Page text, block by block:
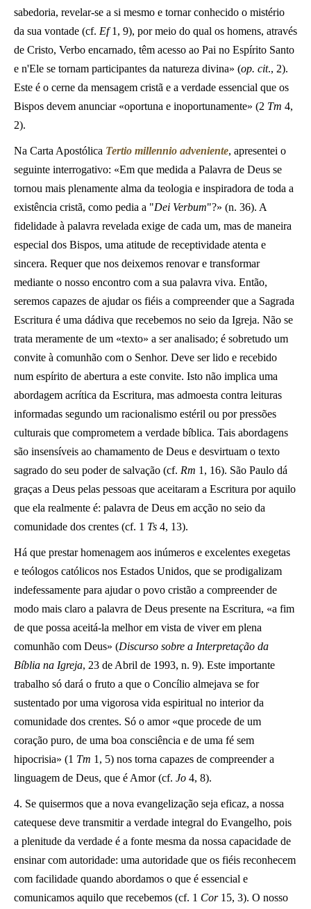
sabedoria, revelar-se a si mesmo e tornar conhecido o mistério
da sua vontade (cf. Ef1, 9), por meio do qual os homens, através
de Cristo, Verbo encarnado, têm acesso ao Pai no Espírito Santo
e n'Ele se tornam participantes da natureza divina» (op. cit., 2).
Este é o cerne da mensagem cristã e a verdade essencial que os
Bispos devem anunciar «oportuna e inoportunamente» (2 Tm 4,
2).
Na Carta Apostólica Tertio millennio adveniente, apresentei o
seguinte interrogativo: «Em que medida a Palavra de Deus se
tornou mais plenamente alma da teologia e inspiradora de toda a
existência cristã, como pedia a "Dei Verbum"?» (n. 36). A
fidelidade à palavra revelada exige de cada um, mas de maneira
especial dos Bispos, uma atitude de receptividade atenta e
sincera. Requer que nos deixemos renovar e transformar
mediante o nosso encontro com a sua palavra viva. Então,
seremos capazes de ajudar os fiéis a compreender que a Sagrada
Escritura é uma dádiva que recebemos no seio da Igreja. Não se
trata meramente de um «texto» a ser analisado; é sobretudo um
convite à comunhão com o Senhor. Deve ser lido e recebido
num espírito de abertura a este convite. Isto não implica uma
abordagem acrítica da Escritura, mas admoesta contra leituras
informadas segundo um racionalismo estéril ou por pressões
culturais que comprometem a verdade bíblica. Tais abordagens
são insensíveis ao chamamento de Deus e desvirtuam o texto
sagrado do seu poder de salvação (cf. Rm 1, 16). São Paulo dá
graças a Deus pelas pessoas que aceitaram a Escritura por aquilo
que ela realmente é: palavra de Deus em acção no seio da
comunidade dos crentes (cf. 1 Ts 4, 13).
Há que prestar homenagem aos inúmeros e excelentes exegetas
e teólogos católicos nos Estados Unidos, que se prodigalizam
indefessamente para ajudar o povo cristão a compreender de
modo mais claro a palavra de Deus presente na Escritura, «a fim
de que possa aceitá-la melhor em vista de viver em plena
comunhão com Deus» (Discurso sobre a Interpretação da
Bíblia na Igreja, 23 de Abril de 1993, n. 9). Este importante
trabalho só dará o fruto a que o Concílio almejava se for
sustentado por uma vigorosa vida espiritual no interior da
comunidade dos crentes. Só o amor «que procede de um
coração puro, de uma boa consciência e de uma fé sem
hipocrisia» (1 Tm 1, 5) nos torna capazes de compreender a
linguagem de Deus, que é Amor (cf. Jo 4, 8).
4. Se quisermos que a nova evangelização seja eficaz, a nossa
catequese deve transmitir a verdade integral do Evangelho, pois
a plenitude da verdade é a fonte mesma da nossa capacidade de
ensinar com autoridade: uma autoridade que os fiéis reconhecem
com facilidade quando abordamos o que é essencial e
comunicamos aquilo que recebemos (cf. 1 Cor15, 3). O nosso